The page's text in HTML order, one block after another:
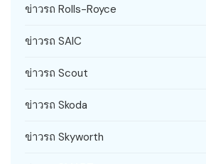
ข่าวรถ Rolls-Royce
ข่าวรถ SAIC
ข่าวรถ Scout
ข่าวรถ Skoda
ข่าวรถ Skyworth